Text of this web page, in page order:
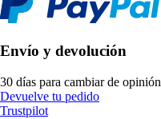
Envío y devolución
30 días para cambiar de opinión
Devuelve tu pedido
Trustpilot